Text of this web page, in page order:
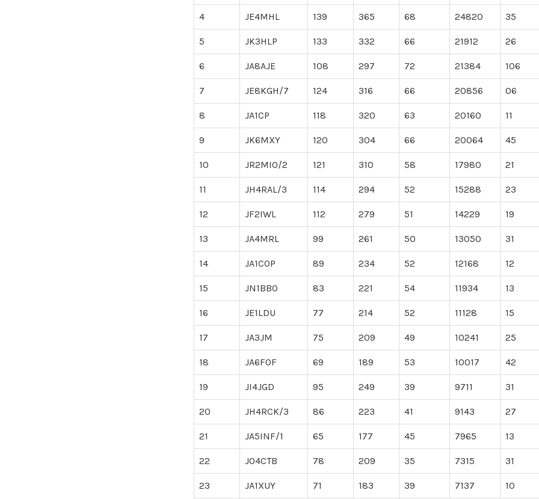
4 JE4MHL 139 365 68 24820 35
5 JK3HLP 133 332 66 21912 26
6 JA8AJE 108 297 72 21384 106
7 JE8KGH/7 124 316 66 20856 06
8 JA1CP 118 320 63 20160 11
9 JK6MXY 120 304 66 20064 45
10 JR2MIO/2 121 310 58 17980 21
11 JH4RAL/3 114 294 52 15288 23
12 JF2IWL 112 279 51 14229 19
13 JA4MRL 99 261 50 13050 31
14 JA1COP 89 234 52 12168 12
15 JN1BBO 83 221 54 11934 13
16 JE1LDU 77 214 52 11128 15
17 JA3JM 75 209 49 10241 25
18 JA6FOF 69 189 53 10017 42
19 JI4JGD 95 249 39 9711 31
20 JH4RCK/3 86 223 41 9143 27
21 JA5INF/1 65 177 45 7965 13
22 JO4CTB 78 209 35 7315 31
23 JA1XUY 71 183 39 7137 10